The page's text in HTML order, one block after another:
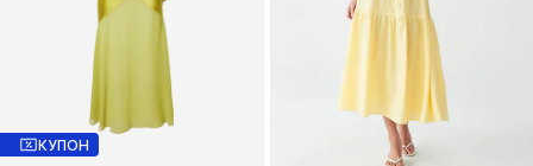
КУПОН